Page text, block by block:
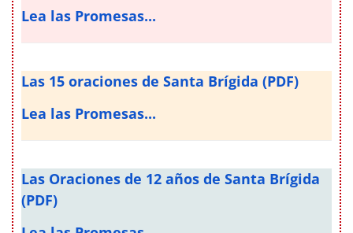
Lea las Promesas...
Las 15 oraciones de Santa Brígida (PDF)
Lea las Promesas...
Las Oraciones de 12 años de Santa Brígida
(PDF)